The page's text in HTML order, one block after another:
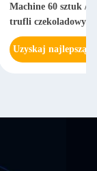
Machine 60 sztuk /
trufli czekoladowych
Uzyskaj najlepszą